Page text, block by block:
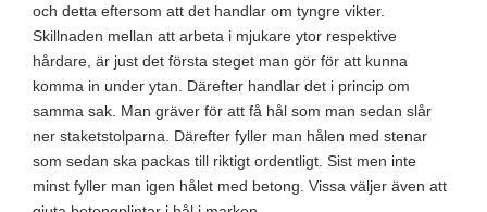
och detta eftersom att det handlar om tyngre vikter.
Skillnaden mellan att arbeta i mjukare ytor respektive
hårdare, är just det första steget man gör för att kunna
komma in under ytan. Därefter handlar det i princip om
samma sak. Man gräver för att få hål som man sedan slår
ner staketstolparna. Därefter fyller man hålen med stenar
som sedan ska packas till riktigt ordentligt. Sist men inte
minst fyller man igen hålet med betong. Vissa väljer även att